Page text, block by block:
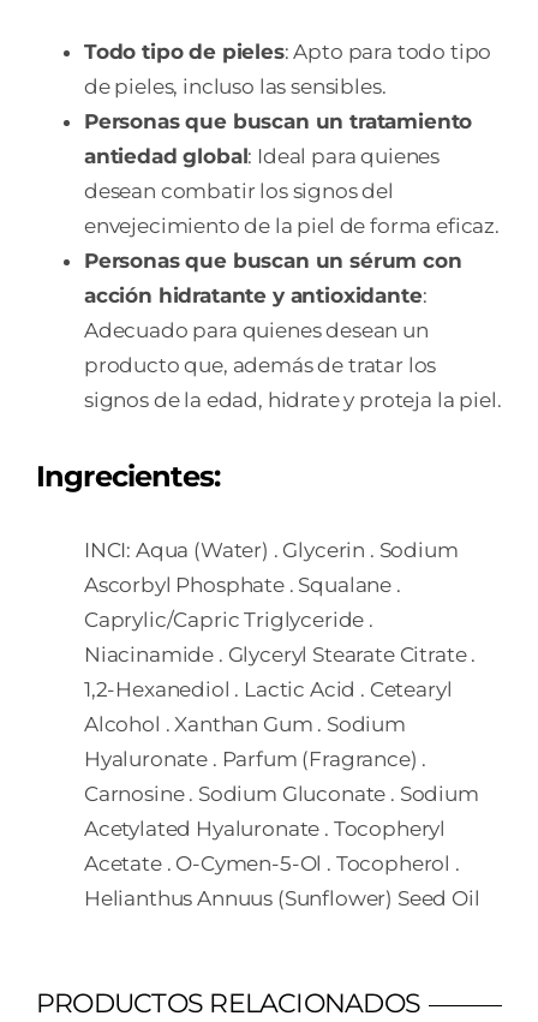
Todo tipo de pieles: Apto para todo tipo
de pieles, incluso las sensibles.
Personas que buscan un tratamiento
antiedad global: Ideal para quienes
desean combatir los signos del
envejecimiento de la piel de forma eficaz.
Personas que buscan un sérum con
acción hidratante y antioxidante:
Adecuado para quienes desean un
producto que, además de tratar los
signos de la edad, hidrate y proteja la piel.
Ingrecientes:
INCI: Aqua (Water) . Glycerin . Sodium
Ascorbyl Phosphate . Squalane .
Caprylic/Capric Triglyceride .
Niacinamide . Glyceryl Stearate Citrate .
1,2-Hexanediol . Lactic Acid . Cetearyl
Alcohol . Xanthan Gum . Sodium
Hyaluronate . Parfum (Fragrance) .
Carnosine . Sodium Gluconate . Sodium
Acetylated Hyaluronate . Tocopheryl
Acetate . O-Cymen-5-Ol . Tocopherol .
Helianthus Annuus (Sunflower) Seed Oil
PRODUCTOS RELACIONADOS